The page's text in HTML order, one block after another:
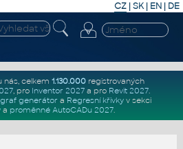
CZ | SK| EN | DE
nás, celkem 1.130.000registrovaných
, pro Inventor 2027a pro Revit 2027.
generátor a Regresní křivkyv sekci
a proměnné AutoCADu 2027.